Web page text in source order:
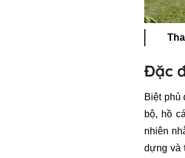
Đặc
Biệt phủ
bộ, hồ
nhiên
dựng và